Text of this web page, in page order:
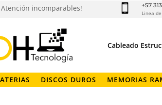
Atención incomparables!  +57
Linea
Cableado
DISCOS DUROS MEMORIAS